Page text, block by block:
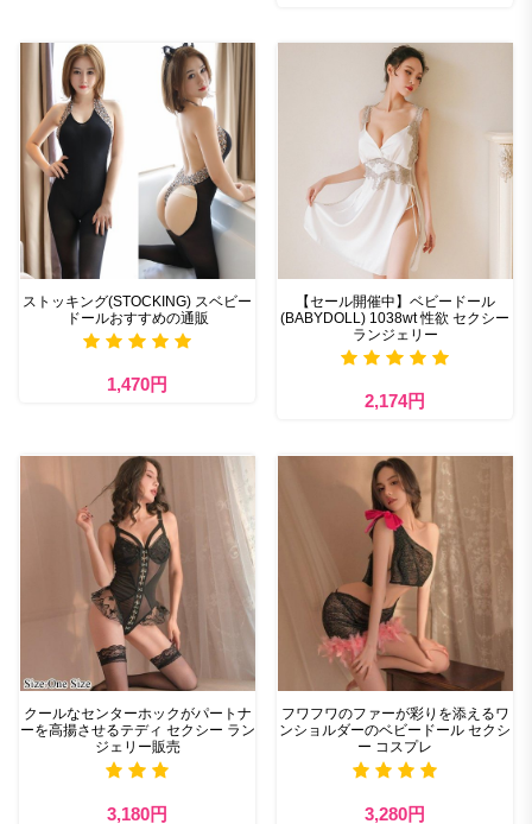
ストッキング(STOCKING) スベビー
ドールおすすめの通販
1,470円
【セール開催中】ベビードール
(BABYDOLL) 1038wt 性欲 セクシー
ランジェリー
2,174円
クールなセンターホックがパートナ
ーを高揚させるテディ セクシー ラン
ジェリー販売
3,180円
フワフワのファーが彩りを添えるワ
ンショルダーのベビードール セクシ
ー コスプレ
3,280円